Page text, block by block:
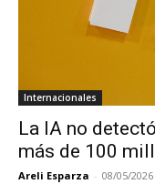
Internacionales
La IA no
más de 100
Areli Esparza - 08/05/2026